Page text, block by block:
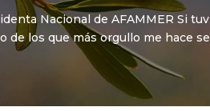
Nacional de AFAMMER Si
de los que más orgullo me hace